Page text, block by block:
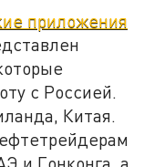
приложения
с Россией.
Китая.